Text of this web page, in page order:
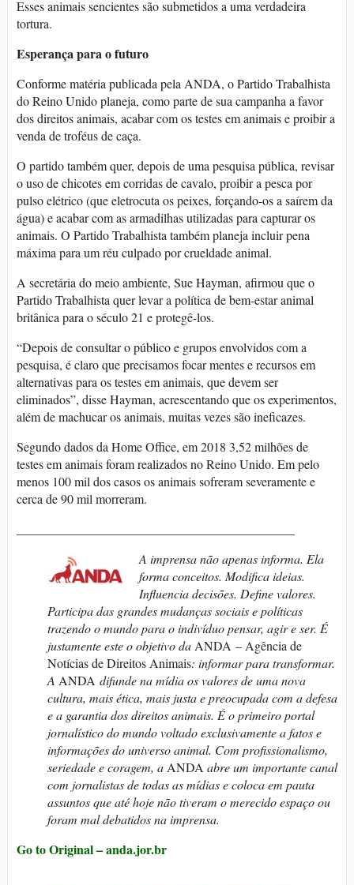
Esses animais sencientes são submetidos a uma verdadeira
tortura.
Esperança para o futuro
Conforme matéria publicada pela ANDA, o Partido Trabalhista
do Reino Unido planeja, como parte de sua campanha a favor
dos direitos animais, acabar com os testes em animais e proibir a
venda de troféus de caça.
O partido também quer, depois de uma pesquisa pública, revisar
o uso de chicotes em corridas de cavalo, proibir a pesca por
pulso elétrico (que eletrocuta os peixes, forçando-os a saírem da
água) e acabar com as armadilhas utilizadas para capturar os
animais. O Partido Trabalhista também planeja incluir pena
máxima para um réu culpado por crueldade animal.
A secretária do meio ambiente, Sue Hayman, afirmou que o
Partido Trabalhista quer levar a política de bem-estar animal
britânica para o século 21 e protegê-los.
“Depois de consultar o público e grupos envolvidos com a
pesquisa, é claro que precisamos focar mentes e recursos em
alternativas para os testes em animais, que devem ser
eliminados”, disse Hayman, acrescentando que os experimentos,
além de machucar os animais, muitas vezes são ineficazes.
Segundo dados da Home Office, em 2018 3,52 milhões de
testes em animais foram realizados no Reino Unido. Em pelo
menos 100 mil dos casos os animais sofreram severamente e
cerca de 90 mil morreram.
A imprensa não apenas informa. Ela
forma conceitos. Modifica ideias.
Influencia decisões. Define valores.
Participa das grandes mudanças sociais e políticas
trazendo o mundo para o indivíduo pensar, agir e ser. É
justamente este o objetivo da ANDA – Agência de
Notícias de Direitos Animais: informar para transformar.
A ANDA difunde na mídia os valores de uma nova
cultura, mais ética, mais justa e preocupada com a defesa
e a garantia dos direitos animais. É o primeiro portal
jornalístico do mundo voltado exclusivamente a fatos e
informações do universo animal. Com profissionalismo,
seriedade e coragem, a ANDA abre um importante canal
com jornalistas de todas as mídias e coloca em pauta
assuntos que até hoje não tiveram o merecido espaço ou
foram mal debatidos na imprensa.
Go to Original – anda.jor.br